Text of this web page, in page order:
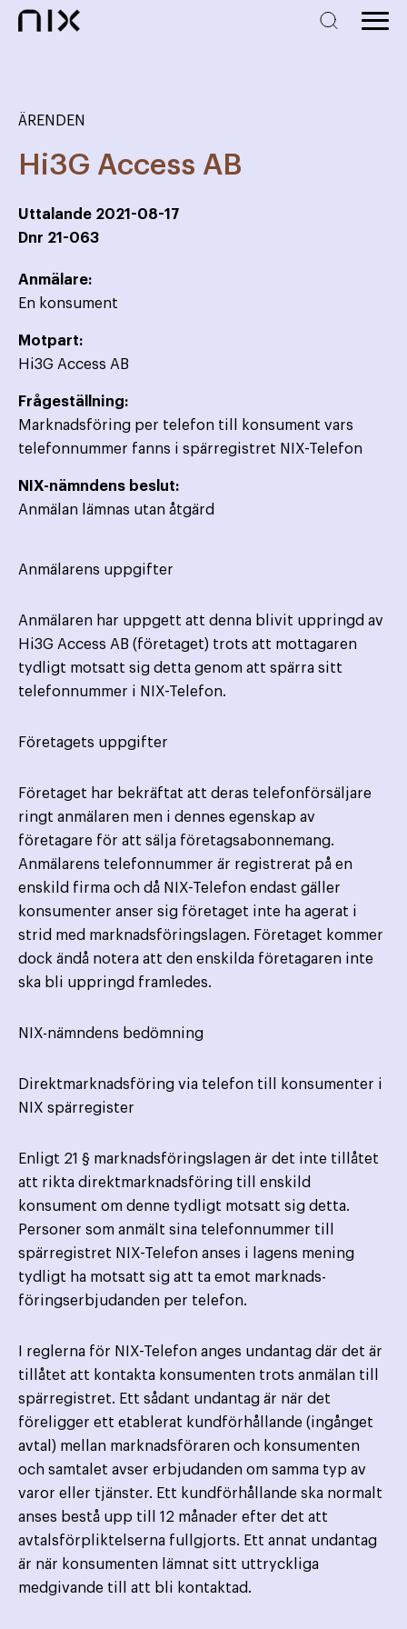
ÄRENDEN
Hi3G Access AB
Uttalande 2021-08-17
Dnr 21-063
Anmälare:
En konsument
Motpart:
Hi3G Access AB
Frågeställning:
Marknadsföring per telefon till konsument vars
telefonnummer fanns i spärregistret NIX-Telefon
NIX-nämndens beslut:
Anmälan lämnas utan åtgärd
Anmälarens uppgifter
Anmälaren har uppgett att denna blivit uppringd av
Hi3G Access AB (företaget) trots att mottagaren
tydligt motsatt sig detta genom att spärra sitt
telefonnummer i NIX-Telefon.
Företagets uppgifter
Företaget har bekräftat att deras telefonförsäljare
ringt anmälaren men i dennes egenskap av
företagare för att sälja företagsabonnemang.
Anmälarens telefonnummer är registrerat på en
enskild firma och då NIX-Telefon endast gäller
konsumenter anser sig företaget inte ha agerat i
strid med marknadsföringslagen. Företaget kommer
dock ändå notera att den enskilda företagaren inte
ska bli uppringd framledes.
NIX-nämndens bedömning
Direktmarknadsföring via telefon till konsumenter i
NIX spärregister
Enligt 21 § marknadsföringslagen är det inte tillåtet
att rikta direktmarknadsföring till enskild
konsument om denne tydligt motsatt sig detta.
Personer som anmält sina telefonnummer till
spärregistret NIX-Telefon anses i lagens mening
tydligt ha motsatt sig att ta emot marknads­
föringserbjudanden per telefon.
I reglerna för NIX-Telefon anges undantag där det är
tillåtet att kontakta konsumenten trots anmälan till
spärregistret. Ett sådant undantag är när det
föreligger ett etablerat kundförhållande (ingånget
avtal) mellan marknads­föraren och konsumenten
och samtalet avser erbjudanden om samma typ av
varor eller tjänster. Ett kund­förhållande ska normalt
anses bestå upp till 12 månader efter det att
avtalsförpliktelserna fullgjorts. Ett annat undantag
är när konsumenten lämnat sitt uttryckliga
medgivande till att bli kontaktad.